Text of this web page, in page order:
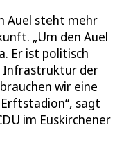
Auel steht mehr
„Um den Auel
Er ist politisch
Infrastruktur der
wir eine
sagt
im Euskirchener